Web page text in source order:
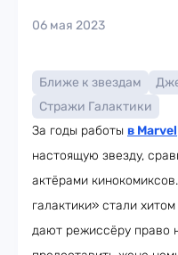
06 мая 2023
Ближе к звездам
Стражи Галактики
За годы работы в Marvel
настоящую звезду,
актёрами
галактики» стали
дают режиссёру право